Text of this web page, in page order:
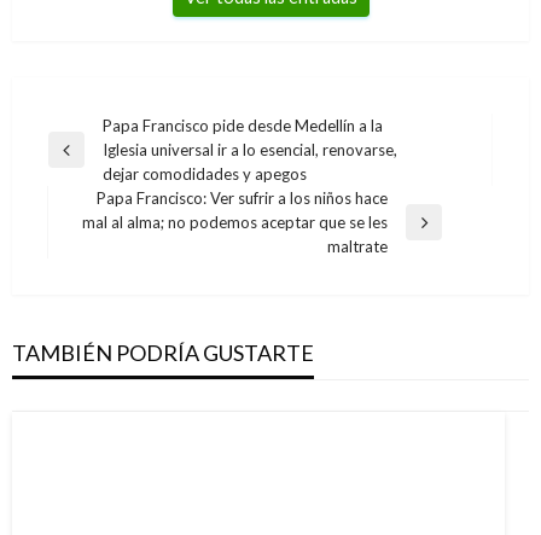
Navegación
de
entradas
Entrada
Papa Francisco pide desde Medellín a la
Iglesia universal ir a lo esencial, renovarse,
dejar comodidades y apegos
Entrada
Papa Francisco: Ver sufrir a los niños hace
mal al alma; no podemos aceptar que se les
maltrate
TAMBIÉN PODRÍA GUSTARTE